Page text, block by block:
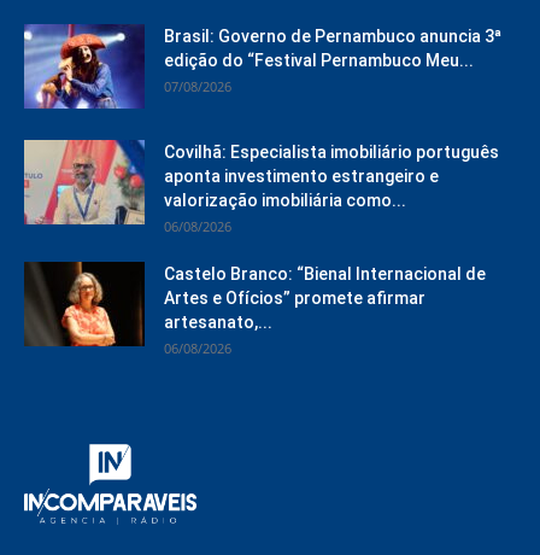
Brasil: Governo de Pernambuco anuncia 3ª
edição do “Festival Pernambuco Meu...
07/08/2026
Covilhã: Especialista imobiliário português
aponta investimento estrangeiro e
valorização imobiliária como...
06/08/2026
Castelo Branco: “Bienal Internacional de
Artes e Ofícios” promete afirmar
artesanato,...
06/08/2026